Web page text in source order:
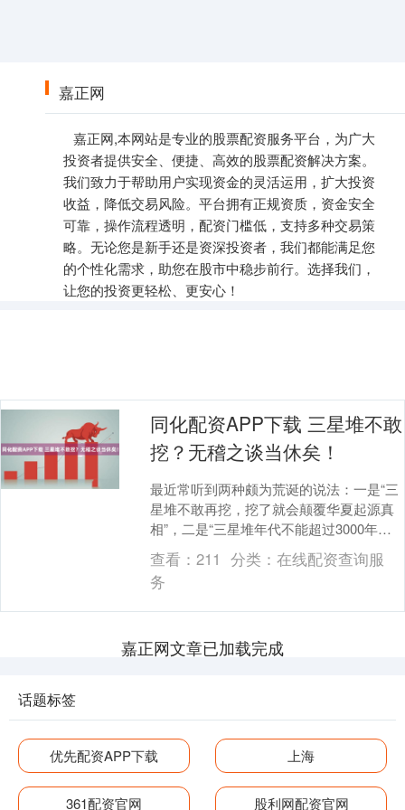
嘉正网
嘉正网,本网站是专业的股票配资服务平台，为广大
投资者提供安全、便捷、高效的股票配资解决方案。
我们致力于帮助用户实现资金的灵活运用，扩大投资
收益，降低交易风险。平台拥有正规资质，资金安全
可靠，操作流程透明，配资门槛低，支持多种交易策
略。无论您是新手还是资深投资者，我们都能满足您
的个性化需求，助您在股市中稳步前行。选择我们，
让您的投资更轻松、更安心！
同化配资APP下载 三星堆不敢
挖？无稽之谈当休矣！
最近常听到两种颇为荒诞的说法：一是“三
星堆不敢再挖，挖了就会颠覆华夏起源真
相”，二是“三星堆年代不能超过3000年、
不能早于商代”。其实这都是毫无根据的无
稽之谈....
查看：211 分类： 在线配资查询服
务
嘉正网文章已加载完成
话题标签
优先配资APP下载 上海
361配资官网 股利网配资官网